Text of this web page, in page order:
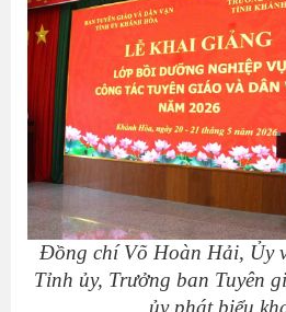
Đồng chí Võ Hoàn Hải, Ủy
Tỉnh ủy, Trưởng ban Tuyên
ủy phát biểu